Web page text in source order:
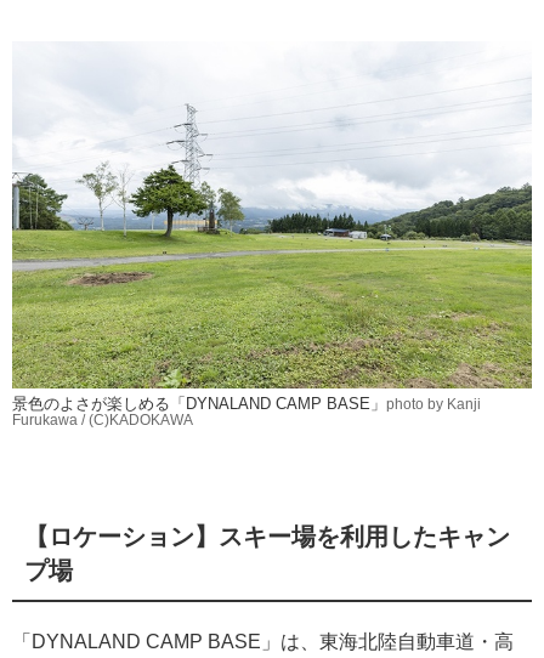
景色のよさが楽しめる「DYNALAND CAMP BASE」 photo by Kanji
Furukawa / (C)KADOKAWA
【ロケーション】スキー場を利用したキャン
プ場
「DYNALAND CAMP BASE」は、東海北陸自動車道・高